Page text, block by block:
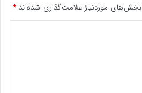
بخش‌های موردنیاز علامت‌گذاری شده‌اند *